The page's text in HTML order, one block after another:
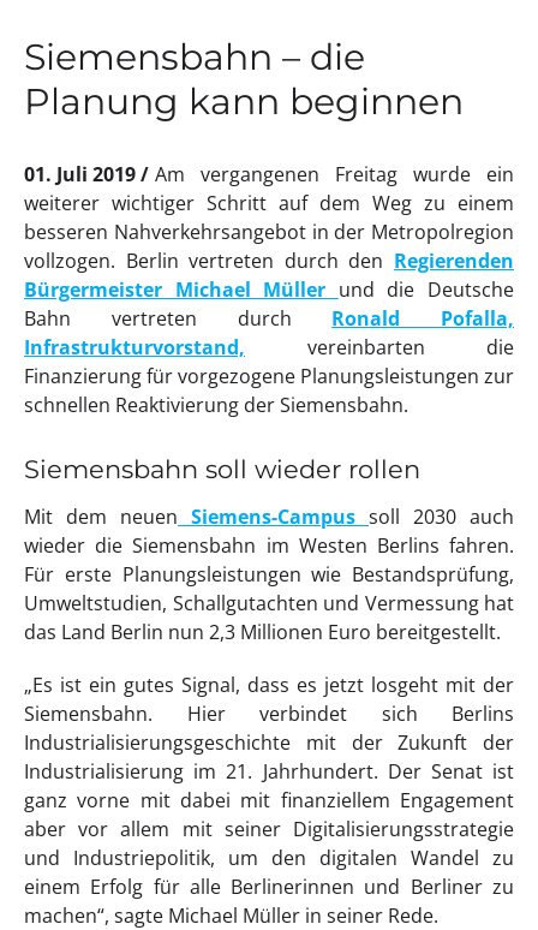
Siemensbahn – die
Planung kann beginnen
01. Juli 2019
Am vergangenen Freitag wurde ein
weiterer wichtiger Schritt auf dem Weg zu einem
besseren Nahverkehrsangebot in der Metropolregion
vollzogen. Berlin vertreten durch den Regierenden
Bürgermeister Michael Müller und die Deutsche
Bahn vertreten durch Ronald Pofalla,
Infrastrukturvorstand, vereinbarten die
Finanzierung für vorgezogene Planungsleistungen zur
schnellen Reaktivierung der Siemensbahn.
Siemensbahn soll wieder rollen
Mit dem neuen Siemens-Campus soll 2030 auch
wieder die Siemensbahn im Westen Berlins fahren.
Für erste Planungsleistungen wie Bestandsprüfung,
Umweltstudien, Schallgutachten und Vermessung hat
das Land Berlin nun 2,3 Millionen Euro bereitgestellt.
„Es ist ein gutes Signal, dass es jetzt losgeht mit der
Siemensbahn. Hier verbindet sich Berlins
Industrialisierungsgeschichte mit der Zukunft der
Industrialisierung im 21. Jahrhundert. Der Senat ist
ganz vorne mit dabei mit finanziellem Engagement
aber vor allem mit seiner Digitalisierungsstrategie
und Industriepolitik, um den digitalen Wandel zu
einem Erfolg für alle Berlinerinnen und Berliner zu
machen“, sagte Michael Müller in seiner Rede.